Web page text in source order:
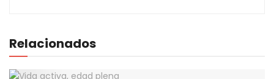
Relacionados